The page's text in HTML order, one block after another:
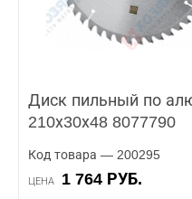
Диск пильный по
210х30х48 8077790
Код товара — 200295
ЦЕНА 1 764 РУБ.